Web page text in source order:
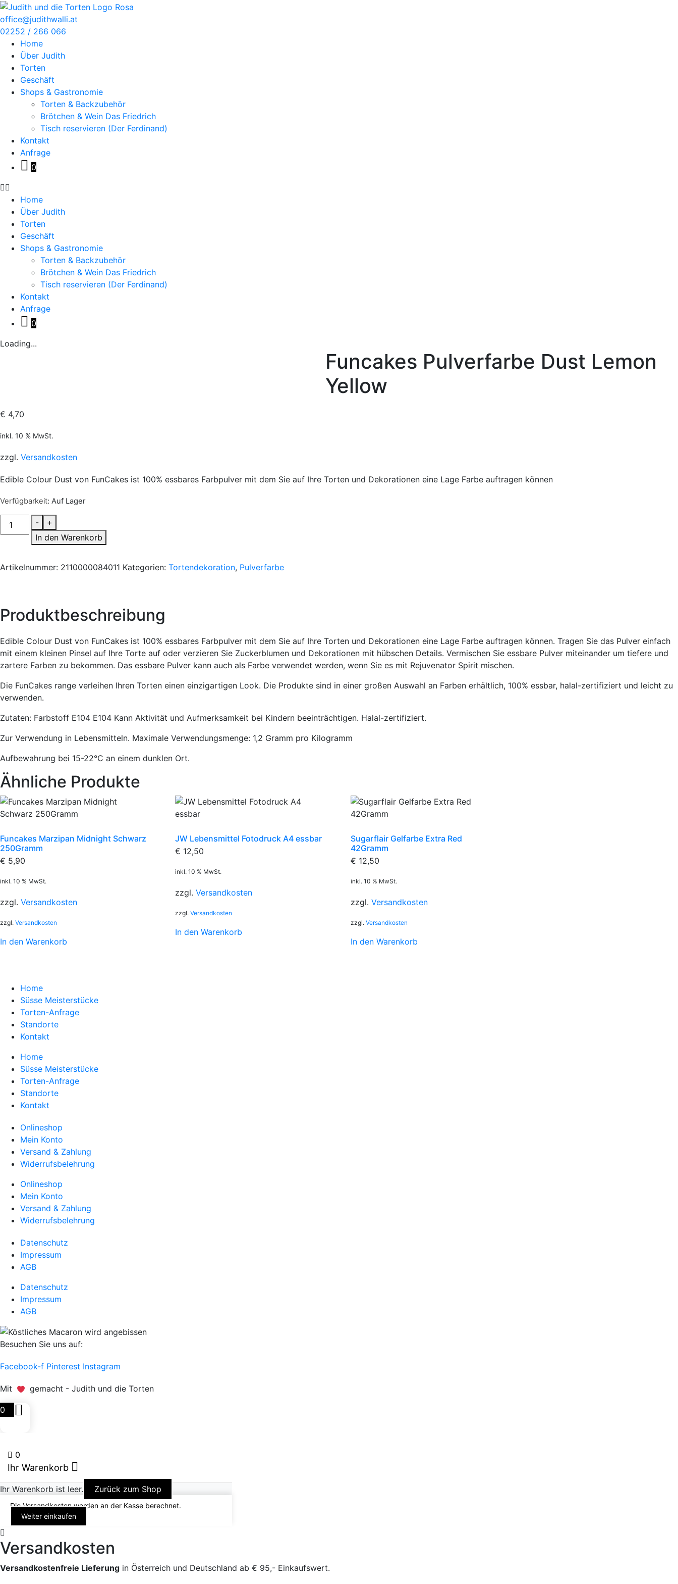
Zum
Inhalt
springen
office@judithwalli.at
02252 / 266 066
Home
Über Judith
Torten
Geschäft
Shops & Gastronomie
Torten & Backzubehör
Brötchen & Wein Das Friedrich
Tisch reservieren (Der Ferdinand)
Kontakt
Anfrage
0
Home
Über Judith
Torten
Geschäft
Shops & Gastronomie
Torten & Backzubehör
Brötchen & Wein Das Friedrich
Tisch reservieren (Der Ferdinand)
Kontakt
Anfrage
0
Loading...
Funcakes Pulverfarbe Dust Lemon
Yellow
€ 4,70
inkl. 10 % MwSt.
zzgl. Versandkosten
Edible Colour Dust von FunCakes ist 100% essbares Farbpulver mit dem Sie auf Ihre Torten und Dekorationen eine Lage Farbe auftragen können
Verfügbarkeit: Auf Lager
Funcakes
Pulverfarbe
Dust
Yellow
-
+
In den Warenkorb
Artikelnummer: 2110000084011 Kategorien: Tortendekoration, Pulverfarbe
Produktbeschreibung
Edible Colour Dust von FunCakes ist 100% essbares Farbpulver mit dem Sie auf Ihre Torten und Dekorationen eine Lage Farbe auftragen können. Tragen Sie das Pulver einfach
mit einem kleinen Pinsel auf Ihre Torte auf oder verzieren Sie Zuckerblumen und Dekorationen mit hübschen Details. Vermischen Sie essbare Pulver miteinander um tiefere und
zartere Farben zu bekommen. Das essbare Pulver kann auch als Farbe verwendet werden, wenn Sie es mit Rejuvenator Spirit mischen.
Die FunCakes range verleihen Ihren Torten einen einzigartigen Look. Die Produkte sind in einer großen Auswahl an Farben erhältlich, 100% essbar, halal-zertifiziert und leicht zu
verwenden.
Zutaten: Farbstoff E104 E104 Kann Aktivität und Aufmerksamkeit bei Kindern beeinträchtigen. Halal-zertifiziert.
Zur Verwendung in Lebensmitteln. Maximale Verwendungsmenge: 1,2 Gramm pro Kilogramm
Aufbewahrung bei 15-22°C an einem dunklen Ort.
Ähnliche Produkte
Funcakes Marzipan Midnight Schwarz
250Gramm
€ 5,90
inkl. 10 % MwSt.
zzgl. Versandkosten
zzgl. Versandkosten
In den Warenkorb
JW Lebensmittel Fotodruck A4 essbar
€ 12,50
inkl. 10 % MwSt.
zzgl.Versandkosten
zzgl.Versandkosten
In den Warenkorb
Sugarflair Gelfarbe Extra Red
42Gramm
€ 12,50
inkl. 10 % MwSt.
zzgl. Versandkosten
zzgl. Versandkosten
In den Warenkorb
Home
Süsse Meisterstücke
Torten-Anfrage
Standorte
Kontakt
Home
Süsse Meisterstücke
Torten-Anfrage
Standorte
Kontakt
Onlineshop
Mein Konto
Versand & Zahlung
Widerrufsbelehrung
Onlineshop
Mein Konto
Versand & Zahlung
Widerrufsbelehrung
Datenschutz
Impressum
AGB
Datenschutz
Impressum
AGB
Besuchen Sie uns auf:
Facebook-f Pinterest Instagram
Mit gemacht - Judith und die Torten
0
0
Ihr Warenkorb
Ihr Warenkorb ist leer. Zurück zum Shop
Die Versandkosten werden an der Kasse berechnet.
Weiter einkaufen
Versandkosten
Versandkostenfreie Lieferung in Österreich und Deutschland ab € 95,- Einkaufswert.